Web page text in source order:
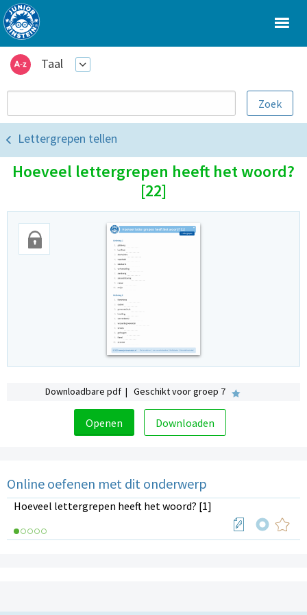
Taal
Lettergrepen tellen
Hoeveel lettergrepen heeft het woord?
[22]
Downloadbare pdf | Geschikt voor groep 7
Openen Downloaden
Online oefenen met dit onderwerp
Hoeveel lettergrepen heeft het woord? [1]